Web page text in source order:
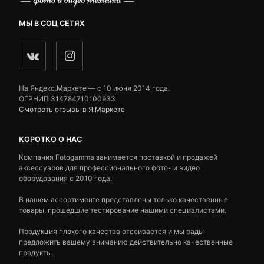
МЫ В СОЦ СЕТЯХ
На Яндекс.Маркете — c 10 июня 2014 года.
ОГРНИП 314784710100933
Смотреть отзывы в Я.Маркете
КОРОТКО О НАС
Компания Fotogamma занимается поставкой и продажей
аксессуаров для профессионального фото- и видео
оборудования с 2010 года.
В нашем ассортименте представлены только качественные
товары, прошедшие тестирование нашими специалистами.
Продукция плохого качества отсеивается и мы рады
предложить вашему вниманию действительно качественные
продукты.